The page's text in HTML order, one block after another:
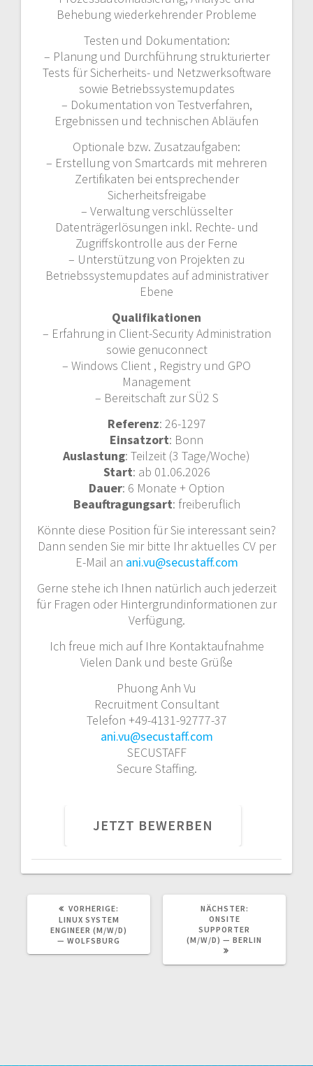
Behebung wiederkehrender Probleme
Testen und Dokumentation:
– Planung und Durchführung strukturierter
Tests für Sicherheits- und Netzwerksoftware
sowie Betriebssystemupdates
– Dokumentation von Testverfahren,
Ergebnissen und technischen Abläufen
Optionale bzw. Zusatzaufgaben:
– Erstellung von Smartcards mit mehreren
Zertifikaten bei entsprechender
Sicherheitsfreigabe
– Verwaltung verschlüsselter
Datenträgerlösungen inkl. Rechte- und
Zugriffskontrolle aus der Ferne
– Unterstützung von Projekten zu
Betriebssystemupdates auf administrativer
Ebene
Qualifikationen
– Erfahrung in Client-Security Administration
sowie genuconnect
– Windows Client , Registry und GPO
Management
– Bereitschaft zur SÜ2 S
Referenz: 26-1297
Einsatzort: Bonn
Auslastung: Teilzeit (3 Tage/Woche)
Start: ab 01.06.2026
Dauer: 6 Monate + Option
Beauftragungsart: freiberuflich
Könnte diese Position für Sie interessant sein?
Dann senden Sie mir bitte Ihr aktuelles CV per
E-Mail an ani.vu@secustaff.com
Gerne stehe ich Ihnen natürlich auch jederzeit
für Fragen oder Hintergrundinformationen zur
Verfügung.
Ich freue mich auf Ihre Kontaktaufnahme
Vielen Dank und beste Grüße
Phuong Anh Vu
Recruitment Consultant
Telefon +49-4131-92777-37
ani.vu@secustaff.com
SECUSTAFF
Secure Staffing.
VORHERIGE:
LINUX SYSTEM
ENGINEER (M/W/D)
— WOLFSBURG
NÄCHSTER:
ONSITE
SUPPORTER
(M/W/D) — BERLIN